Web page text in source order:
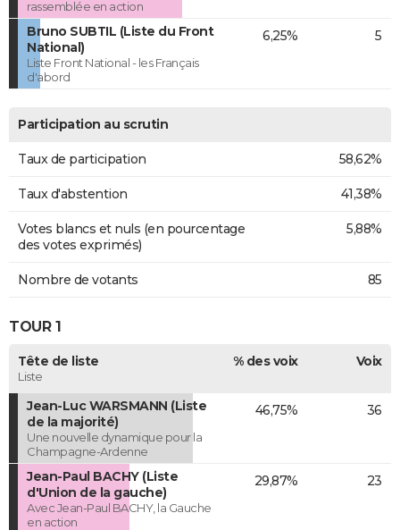
rassemblée en action
Bruno SUBTIL (Liste du Front
National)
Liste Front National - les Français
d'abord
6,25% 5
Participation au scrutin
Taux de participation 58,62%
Taux d'abstention 41,38%
Votes blancs et nuls (en pourcentage
des votes exprimés)
5,88%
Nombre de votants 85
TOUR 1
Tête de liste
Liste
% des voix Voix
Jean-Luc WARSMANN (Liste
de la majorité)
Une nouvelle dynamique pour la
Champagne-Ardenne
46,75% 36
Jean-Paul BACHY (Liste
d'Union de la gauche)
Avec Jean-Paul BACHY, la Gauche
en action
29,87% 23